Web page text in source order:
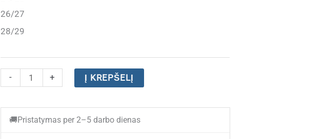
26/27
28/29
-
produkto
(NEW)
Vaikiški
+ Į KREPŠELĮ
🚚Pristatymas per 2–5 darbo dienas